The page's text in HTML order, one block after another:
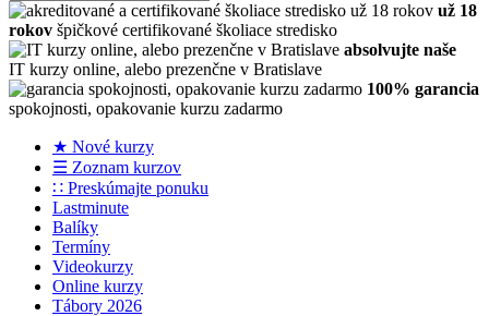
už 18
rokov špičkové certifikované školiace stredisko
absolvujte naše
IT kurzy online, alebo prezenčne v Bratislave
100% garancia
spokojnosti, opakovanie kurzu zadarmo
★ Nové kurzy
☰ Zoznam kurzov
∷ Preskúmajte ponuku
Lastminute
Balíky
Termíny
Videokurzy
Online kurzy
Tábory 2026